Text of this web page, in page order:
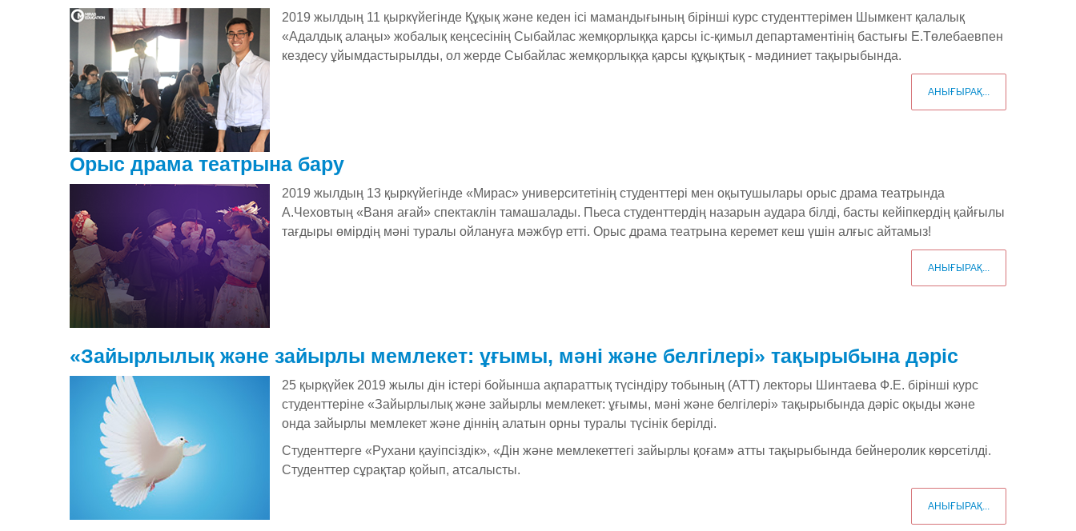
2019 жылдың 11 қыркүйегінде Құқық және кеден ісі мамандығының бірінші курс студенттерімен Шымкент қалалық
«Адалдық алаңы» жобалық кеңсесінің Сыбайлас жемқорлыққа қарсы іс-қимыл департаментінің бастығы Е.Төлебаевпен
кездесу ұйымдастырылды, ол жерде Сыбайлас жемқорлыққа қарсы құқықтық - мәдиниет тақырыбында.
АНЫҒЫРАҚ...
Орыс драма театрына бару
2019 жылдың 13 қыркүйегінде «Мирас» университетінің студенттері мен оқытушылары орыс драма театрында
А.Чеховтың «Ваня ағай» спектаклін тамашалады. Пьеса студенттердің назарын аудара білді, басты кейіпкердің қайғылы
тағдыры өмірдің мәні туралы ойлануға мәжбүр етті. Орыс драма театрына керемет кеш үшін алғыс айтамыз!
АНЫҒЫРАҚ...
«Зайырлылық және зайырлы мемлекет: ұғымы, мәні және белгілері» тақырыбына дәріс
25 қырқүйек 2019 жылы дін істері бойынша ақпараттық түсіндіру тобының (АТТ) лекторы Шинтаева Ф.Е. бірінші курс
студенттеріне «Зайырлылық және зайырлы мемлекет: ұғымы, мәні және белгілері» тақырыбында дәріс оқыды және
онда зайырлы мемлекет және діннің алатын орны туралы түсінік берілді.
Студенттерге «Рухани қауіпсіздік», «Дін және мемлекеттегі зайырлы қоғам» атты тақырыбында бейнеролик көрсетілді.
Студенттер сұрақтар қойып, атсалысты.
АНЫҒЫРАҚ...